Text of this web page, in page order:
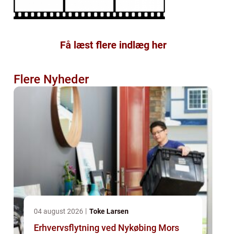
Få læst flere indlæg her
Flere Nyheder
04 august 2026 Toke Larsen
Erhvervsflytning ved Nykøbing Mors